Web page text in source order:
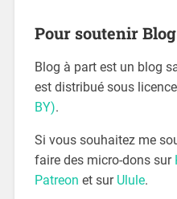
Pour soutenir
Blog à part est un blog
est distribué sous licence
BY).
Si vous souhaitez me
faire des micro-dons sur
Patreon et sur Ulule.